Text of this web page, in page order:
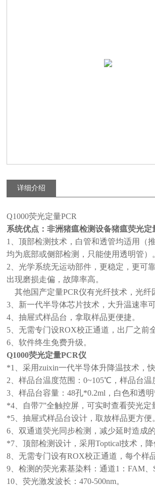
详细介绍
Q1000荧光定量PCR
系统优点： 非洲猪瘟检测设备猪瘟荧光定
1、顶部检测技术，白管和透管均适用（
均为底部或侧部检测，只能使用透明管）
2、光学系统无运动部件，更稳定，更可
出现磨损走偏，故障率高。
其他国产定量PCR仪有光纤技术，光纤
3、新一代半导体芯片技术，大升温速率
4、抽屉式样品台，拿取样品更便捷。
5、无需专门设ROX校正通道，出厂之前
6、软件终生免费升级。
Q1000荧光定量PCR仪
*1、采用zuixin一代半导体升降温技术，
2、样品台温度范围：0~105℃，样品台
3、样品台容量：48孔*0.2ml，白色和透明
*4、自带7”全触控屏，可实时查看荧光定
*5、抽屉式样品台设计，取放样品更方便
6、双通道荧光同步检测，减少延时造成的
*7、顶部检测设计，采用Toptical技术，
8、无需专门设有ROX校正通道，每个样
9、检测的荧光素基染料：通道1：FAM、
10、荧光激发波长：470-500nm。